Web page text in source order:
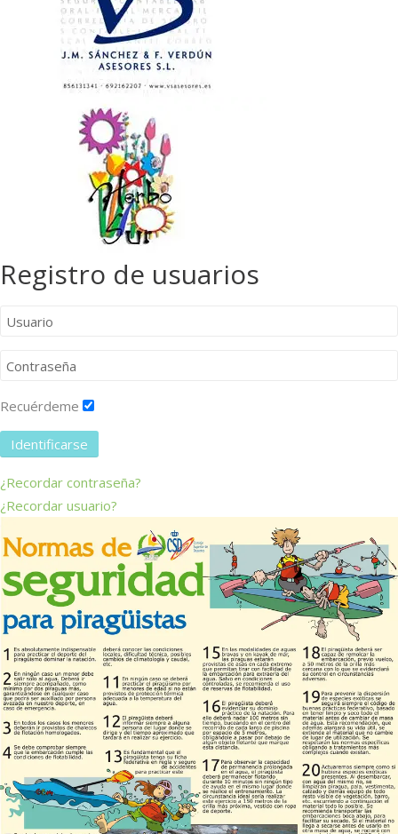
Registro de usuarios
Recuérdeme
Identificarse
¿Recordar contraseña?
¿Recordar usuario?